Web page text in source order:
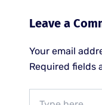
Leave a
Your email
Required fields